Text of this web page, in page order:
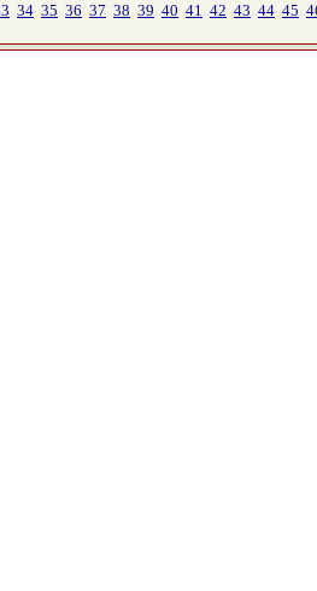
34 35 36 37 38 39 40 41 42 43 44 45